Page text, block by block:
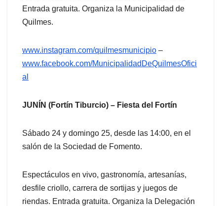
Entrada gratuita. Organiza la Municipalidad de
Quilmes.
www.instagram.com/quilmesmunicipio –
www.facebook.com/MunicipalidadDeQuilmesOfici
al
JUNÍN (Fortín Tiburcio) – Fiesta del Fortín
Sábado 24 y domingo 25, desde las 14:00, en el
salón de la Sociedad de Fomento.
Espectáculos en vivo, gastronomía, artesanías,
desfile criollo, carrera de sortijas y juegos de
riendas. Entrada gratuita. Organiza la Delegación